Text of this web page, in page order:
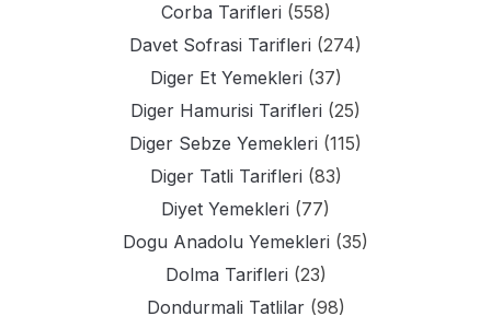
Corba Tarifleri (558)
Davet Sofrasi Tarifleri (274)
Diger Et Yemekleri (37)
Diger Hamurisi Tarifleri (25)
Diger Sebze Yemekleri (115)
Diger Tatli Tarifleri (83)
Diyet Yemekleri (77)
Dogu Anadolu Yemekleri (35)
Dolma Tarifleri (23)
Dondurmali Tatlilar(98)